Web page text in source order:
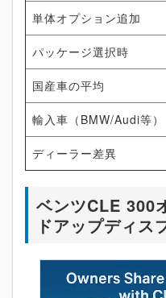
単体オプション追加
パッケージ選択時
国産車の平均
輸入車（BMW/Audi等）
ディーラー差異
ベンツCLE 300
ドアップディス